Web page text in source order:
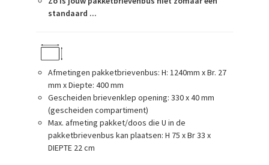
standaard ...
Afmetingen pakketbrievenbus: H: 1240mm x Br. 27
mm x Diepte: 400 mm
Gescheiden brievenklep opening: 330 x 40 mm
(gescheiden compartiment)
Max. afmeting pakket/doos die U in de
pakketbrievenbus kan plaatsen: H 75 x Br 33 x
DIEPTE 22 cm